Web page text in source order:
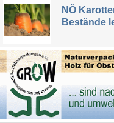
NÖ
Bestände